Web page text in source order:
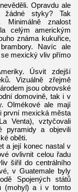
Opravdu ale
žádné styky? Tak
Minimálně znalost
celým americkým
známa kukuřice,
Navíc ale
mexický vliv přímo
Úsvit zdejší
Vizuálně zřejmě
jsou obrovské
domovině, tak i v
Olmékové ale mají
první mexická města
Venta), vztyčovali
pyramidy a objevili
oběti.
a její konec nastal v
ovlivnit celou řadu
šiřil do centrálního
v Guatemale byly
Spojených států
(mohyl) a i v tomto